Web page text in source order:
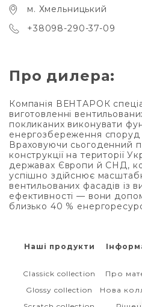
м. Хмельницький
+38098-290-37-09
Про дилера:
Компанія ВЕНТАРОК
виготовленні
покликаних виконувати
енергозбереження споруд
Враховуючи сьогоденний
конструкції на території
державах Європи й СНД,
успішно здійснює
вентильованих фасадів із
ефективності — вони
близько 40 %
Наші продукти
Classick collection
Glossy collection
Про
Нова